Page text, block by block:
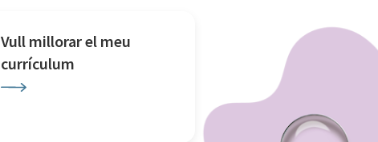
Vull millorar el meu
currículum